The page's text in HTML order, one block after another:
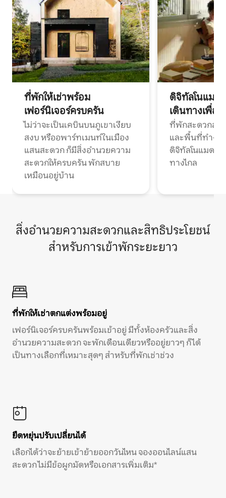
ที่พักให้เช่าพร้อม
เฟอร์นิเจอร์ครบครัน
ไม่ว่าจะเป็นเคบินบนภูเขาเงียบ
สงบ หรืออพาร์ทเมนท์ในเมือง
แสนสะดวก ก็มีสิ่งอำนวยความ
สะดวกให้ครบครัน พักสบาย
เหมือนอยู่บ้าน
ดิจิทัลโนแมด
เดินทางเพื่อ
ที่พักสะดวกสบ
และพื้นที่ทำงา
ดิจิทัลโนแมดแ
ทางไกล
สิ่งอำนวยความสะดวกและสิทธิประโยชน์
สำหรับการเข้าพักระยะยาว
ที่พักให้เช่าตกแต่งพร้อมอยู่
เฟอร์นิเจอร์ครบครันพร้อมเข้าอยู่ มีทั้งห้องครัวและสิ่ง
อำนวยความสะดวก จะพักเดือนเดียวหรืออยู่ยาวๆ ก็ได้
เป็นทางเลือกที่เหมาะสุดๆ สำหรับที่พักเช่าช่วง
ยืดหยุ่นปรับเปลี่ยนได้
เลือกได้ว่าจะย้ายเข้าย้ายออกวันไหน จองออนไลน์แสน
สะดวก ไม่มีข้อผูกมัดหรือเอกสารเพิ่มเติม*